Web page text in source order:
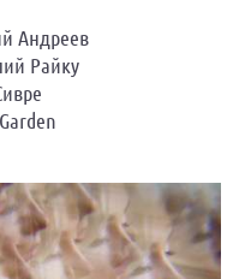
Андреев
Райку